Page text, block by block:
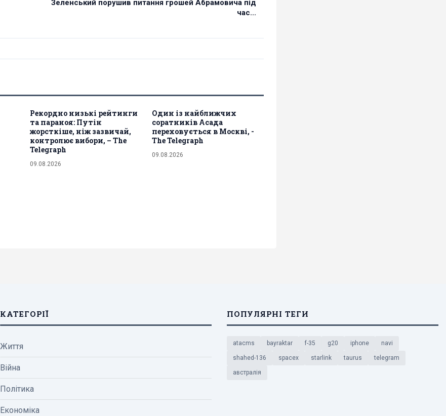
Зеленський порушив питання грошей Абрамовича під
час...
Рекордно низькі рейтинги
та параноя: Путін
жорсткіше, ніж зазвичай,
контролює вибори, – The
Telegraph
09.08.2026
Один із найближчих
соратників Асада
переховується в Москві, -
The Telegraph
09.08.2026
КАТЕГОРІЇ
Життя
Війна
Політика
Економіка
ПОПУЛЯРНІ ТЕГИ
atacms bayraktar f-35 g20 iphone navi
shahed-136 spacex starlink taurus telegram
австралія